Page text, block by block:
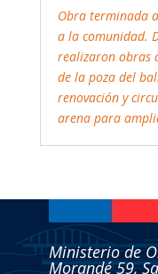
realizaron obras
de la poza del
renovación y
arena para
Ministerio de
Morandé 59,
Atención
(56+2) 2449